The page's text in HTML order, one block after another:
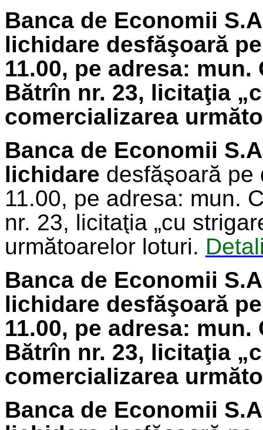
Banca de Economii
lichidare desfăşoară
11.00, pe adresa:
Bătrîn nr. 23, licitaţia
comercializarea
Banca de Economii
lichidare desfăşoară
11.00, pe adresa: mun.
nr. 23, licitaţia „cu
următoarelor loturi.
Banca de Economii
lichidare desfăşoară
11.00, pe adresa:
Bătrîn nr. 23, licitaţia
comercializarea
Banca de Economii